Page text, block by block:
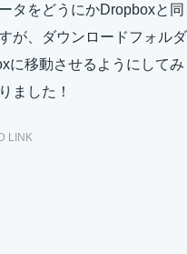
タをどうにかDropboxと同
が、ダウンロードフォルダ
に移動させるようにしてみ
ました！
LINK